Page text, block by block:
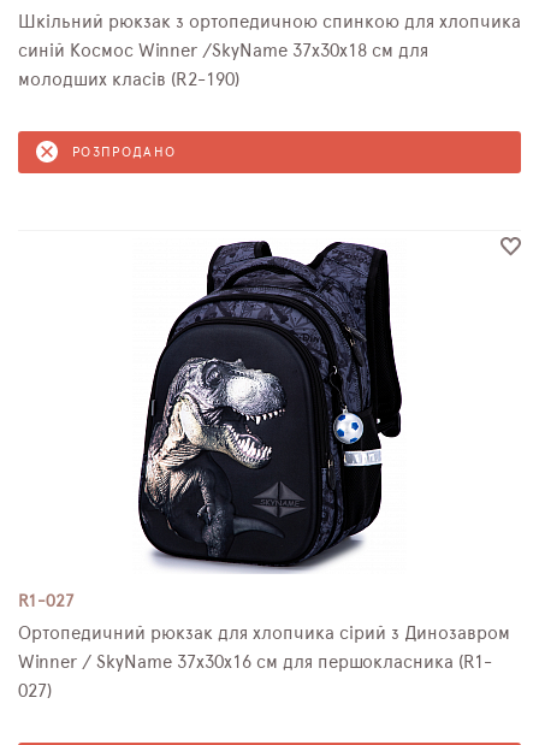
Шкільний рюкзак з ортопедичною спинкою для хлопчика
синій Космос Winner /SkyName 37х30х18 см для
молодших класів (R2-190)
РОЗПРОДАНО
R1-027
Ортопедичний рюкзак для хлопчика сірий з Динозавром
Winner / SkyName 37х30х16 см для першокласника (R1-
027)